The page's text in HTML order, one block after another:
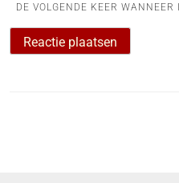
DE VOLGENDE KEER